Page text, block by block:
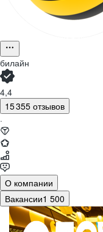
билайн
4,4
15 355 отзывов
·
О компании
Вакансии1 500